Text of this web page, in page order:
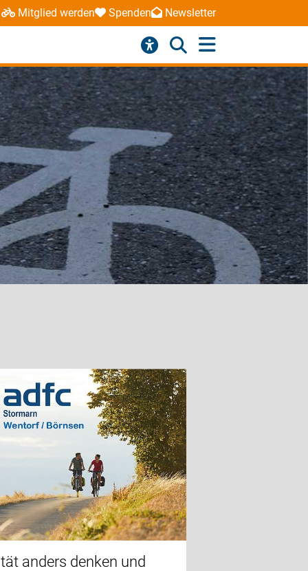
Mitglied werden Spenden Newsletter
anders denken und